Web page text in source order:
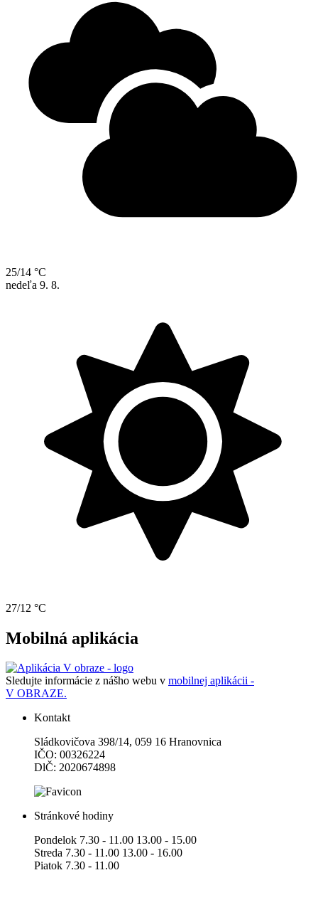
25/14 °C
nedeľa 9. 8.
27/12 °C
Mobilná aplikácia
Sledujte informácie z nášho webu v mobilnej aplikácii -
V OBRAZE.
Kontakt
Sládkovičova 398/14, 059 16 Hranovnica
IČO: 00326224
DlČ: 2020674898
Stránkové hodiny
Pondelok 7.30 - 11.00 13.00 - 15.00
Streda 7.30 - 11.00 13.00 - 16.00
Piatok 7.30 - 11.00